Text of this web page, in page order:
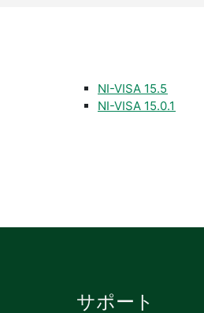
NI-VISA 15.5
NI-VISA 15.0.1
サポート